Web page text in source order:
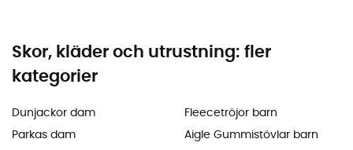
Skor, kläder och utrustning: fler
kategorier
Dunjackor dam
Parkas dam
Fleecetröjor barn
Aigle Gummistövlar barn